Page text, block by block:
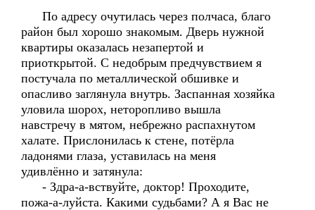
По адресу очутилась через полчаса, благо
район был хорошо знакомым. Дверь нужной
квартиры оказалась незапертой и
приоткрытой. С недобрым предчувствием я
постучала по металлической обшивке и
опасливо заглянула внутрь. Заспанная хозяйка
уловила шорох, неторопливо вышла
навстречу в мятом, небрежно распахнутом
халате. Прислонилась к стене, потёрла
ладонями глаза, уставилась на меня
удивлённо и затянула:
- Здра-а-вствуйте, доктор! Проходите,
пожа-а-луйста. Какими судьбами? А я Вас не